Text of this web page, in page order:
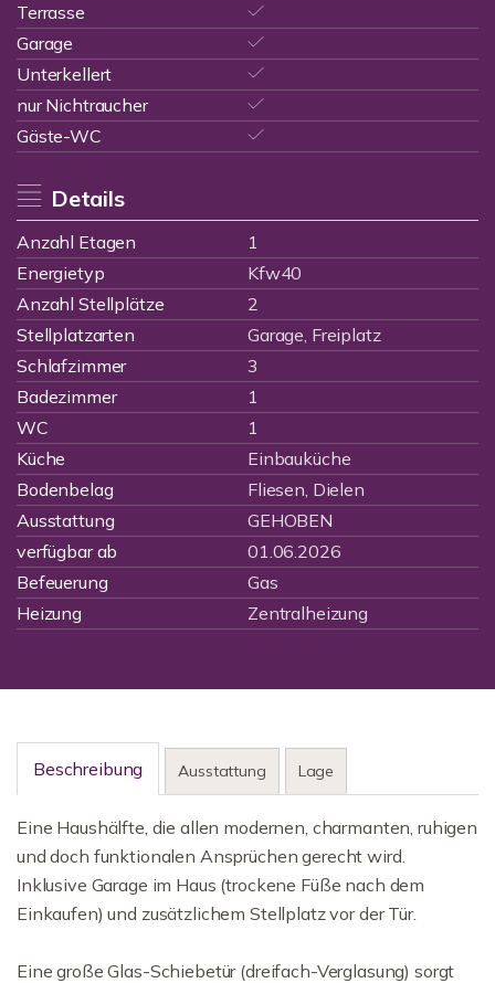
Terrasse
Garage
Unterkellert
nur Nichtraucher
Gäste-WC
Details
Anzahl Etagen
1
Energietyp
Kfw40
Anzahl Stellplätze
2
Stellplatzarten
Garage, Freiplatz
Schlafzimmer
3
Badezimmer
1
WC
1
Küche
Einbauküche
Bodenbelag
Fliesen, Dielen
Ausstattung
GEHOBEN
verfügbar ab
01.06.2026
Befeuerung
Gas
Heizung
Zentralheizung
Beschreibung Ausstattung Lage
Eine Haushälfte, die allen modernen, charmanten, ruhigen
und doch funktionalen Ansprüchen gerecht wird.
Inklusive Garage im Haus (trockene Füße nach dem
Einkaufen) und zusätzlichem Stellplatz vor der Tür.
Eine große Glas-Schiebetür (dreifach-Verglasung) sorgt